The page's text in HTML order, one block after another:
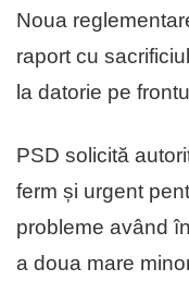
Noua
raport cu
la datorie pe
PSD solicită
ferm și urgent
probleme având
a doua mare